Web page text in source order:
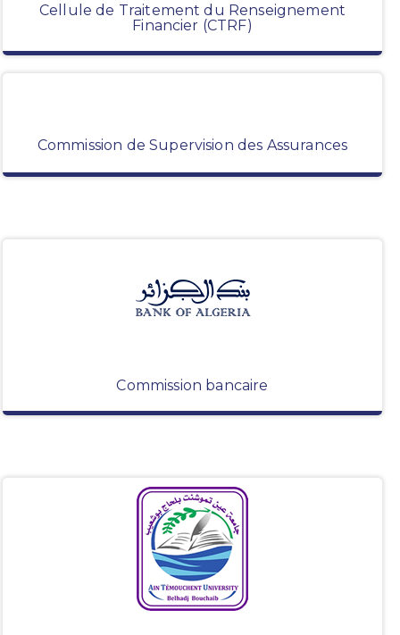
Cellule de Traitement du Renseignement
Financier (CTRF)
Commission de Supervision des Assurances
Commission bancaire